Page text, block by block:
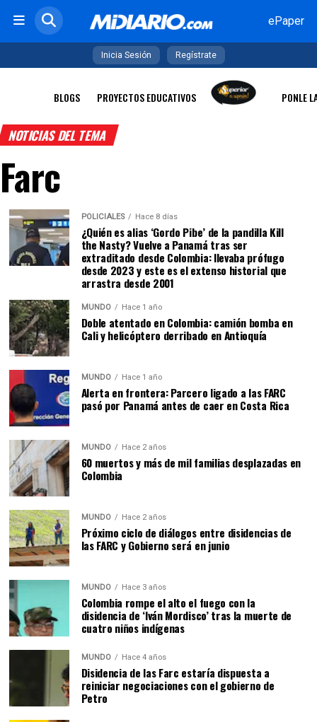
ePaper
Inicia Sesión Regístrate
BLOGS PROYECTOS EDUCATIVOS PONLE
NOTICIAS DEL TEMA
Farc
POLICIALES Hace 8 días
¿Quién es alias ‘Gordo Pibe’ de la pandilla Kill
the Nasty? Vuelve a Panamá tras ser
extraditado desde Colombia: llevaba prófugo
desde 2023 y este es el extenso historial que
arrastra desde 2001
MUNDO Hace 1 año
Doble atentado en Colombia: camión bomba en
Cali y helicóptero derribado en Antioquía
MUNDO Hace 1 año
Alerta en frontera: Parcero ligado a las FARC
pasó por Panamá antes de caer en Costa Rica
MUNDO Hace 2 años
60 muertos y más de mil familias desplazadas en
Colombia
MUNDO Hace 2 años
Próximo ciclo de diálogos entre disidencias de
las FARC y Gobierno será en junio
MUNDO Hace 3 años
Colombia rompe el alto el fuego con la
disidencia de ‘Iván Mordisco’ tras la muerte de
cuatro niños indígenas
MUNDO Hace 4 años
Disidencia de las Farc estaría dispuesta a
reiniciar negociaciones con el gobierno de
Petro